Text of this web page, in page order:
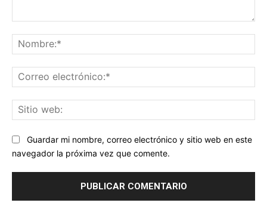
Guardar mi nombre, correo electrónico y sitio web en este
navegador la próxima vez que comente.